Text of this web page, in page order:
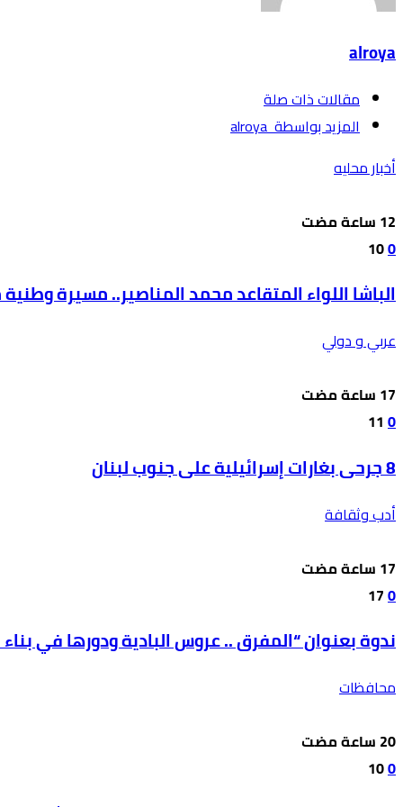
alroya
‫مقالات ذات صلة‬
‫‫المزيد بواسطة‬ ‬ alroya
أخبار محليه
0
10
الباشا اللواء المتقاعد محمد المناصير.. مسيرة
عربي و دولي
0
11
8 جرحى بغارات إسرائيلية على جنوب لبنان
أدب وثقافة
0
17
ندوة بعنوان “المفرق .. عروس البادية ودورها في بناء
محافظات
0
10